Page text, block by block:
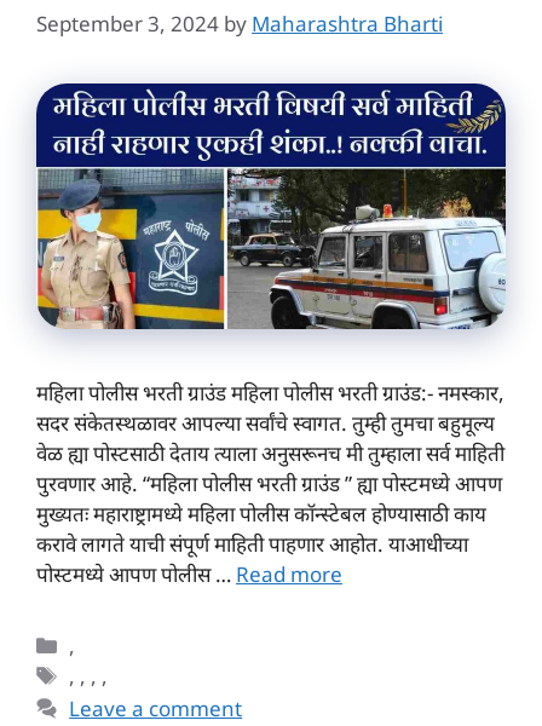
September 3, 2024 by Maharashtra Bharti
महिला पोलीस भरती ग्राउंड महिला पोलीस भरती ग्राउंड:- नमस्कार,
सदर संकेतस्थळावर आपल्या सर्वांचे स्वागत. तुम्ही तुमचा बहुमूल्य
वेळ ह्या पोस्टसाठी देताय त्याला अनुसरूनच मी तुम्हाला सर्व माहिती
पुरवणार आहे. “महिला पोलीस भरती ग्राउंड ” ह्या पोस्टमध्ये आपण
मुख्यतः महाराष्ट्रामध्ये महिला पोलीस कॉन्स्टेबल होण्यासाठी काय
करावे लागते याची संपूर्ण माहिती पाहणार आहोत. याआधीच्या
पोस्टमध्ये आपण पोलीस … Read more
Categories
,
Tags
, , , ,
Leave a comment